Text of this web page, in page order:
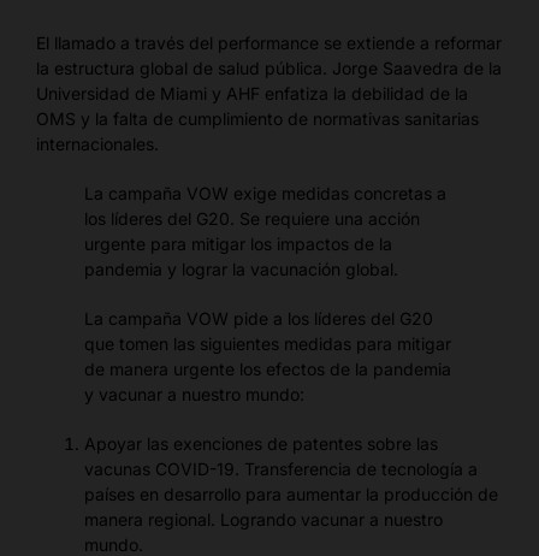
El llamado a través del performance se extiende a reformar
la estructura global de salud pública. Jorge Saavedra de la
Universidad de Miami y AHF enfatiza la debilidad de la
OMS y la falta de cumplimiento de normativas sanitarias
internacionales.
La campaña VOW exige medidas concretas a
los líderes del G20. Se requiere una acción
urgente para mitigar los impactos de la
pandemia y lograr la vacunación global.
La campaña VOW pide a los líderes del G20
que tomen las siguientes medidas para mitigar
de manera urgente los efectos de la pandemia
y vacunar a nuestro mundo:
Apoyar las exenciones de patentes sobre las
vacunas COVID-19. Transferencia de tecnología a
países en desarrollo para aumentar la producción de
manera regional. Logrando vacunar a nuestro
mundo.